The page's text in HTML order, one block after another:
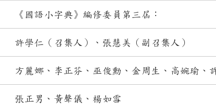
《國語小字典》編修委員第三屆：
許學仁（召集人）、張慧美（副召集人）
方麗娜、李正芬、巫俊勳、金周生、高婉瑜、
張正男、黃聲儀、楊如雪